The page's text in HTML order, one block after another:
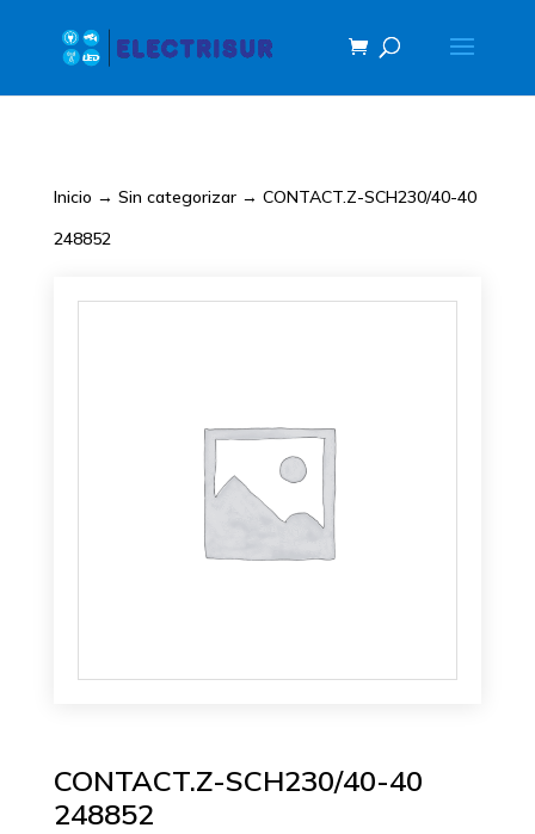
Inicio → Sin categorizar→ CONTACT.Z-SCH230/40-40
248852
CONTACT.Z-SCH230/40-40
248852